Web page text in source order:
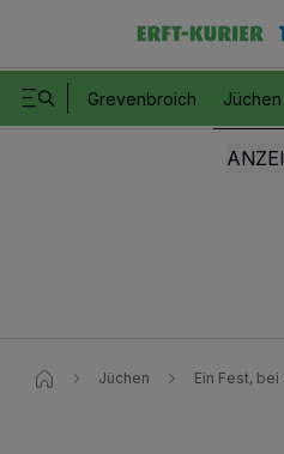
Grevenbroich Jüchen
Jüchen Ein Fest,